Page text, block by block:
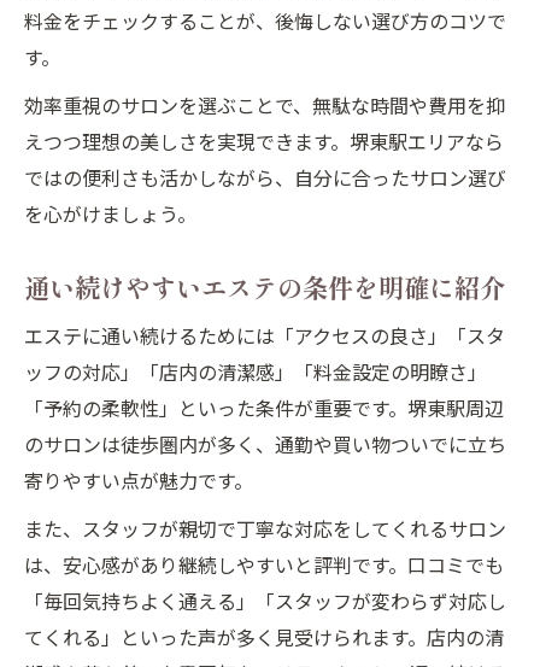
料金をチェックすることが、後悔しない選び方のコツで
す。
効率重視のサロンを選ぶことで、無駄な時間や費用を抑
えつつ理想の美しさを実現できます。堺東駅エリアなら
ではの便利さも活かしながら、自分に合ったサロン選び
を心がけましょう。
通い続けやすいエステの条件を明確に紹介
エステに通い続けるためには「アクセスの良さ」「スタ
ッフの対応」「店内の清潔感」「料金設定の明瞭さ」
「予約の柔軟性」といった条件が重要です。堺東駅周辺
のサロンは徒歩圏内が多く、通勤や買い物ついでに立ち
寄りやすい点が魅力です。
また、スタッフが親切で丁寧な対応をしてくれるサロン
は、安心感があり継続しやすいと評判です。口コミでも
「毎回気持ちよく通える」「スタッフが変わらず対応し
てくれる」といった声が多く見受けられます。店内の清